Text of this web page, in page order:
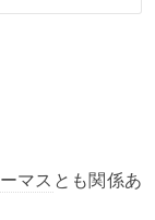
マス とも関係あ